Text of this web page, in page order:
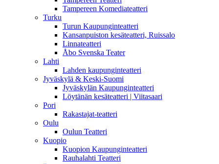
Tampereen Komediateatteri
Turku
Turun Kaupunginteatteri
Kansanpuiston kesäteatteri, Ruissalo
Linnateatteri
Åbo Svenska Teater
Lahti
Lahden kaupunginteatteri
Jyväskylä & Keski-Suomi
Jyväskylän Kaupunginteatteri
Löytänän kesäteatteri | Viitasaari
Pori
Rakastajat-teatteri
Oulu
Oulun Teatteri
Kuopio
Kuopion Kaupunginteatteri
Rauhalahti Teatteri